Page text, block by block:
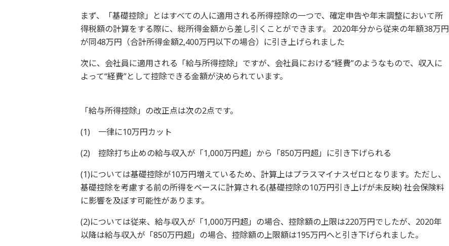
まず、「基礎控除」とはすべての人に適用される所得控除の一つで、確定申告や年末調整において所
得税額の計算をする際に、総所得金額から差し引くことができます。 2020年分から従来の年額38万円
が同48万円（合計所得金額2,400万円以下の場合）に引き上げられました
次に、会社員に適用される「給与所得控除」ですが、会社員における“経費”のようなもので、収入に
よって“経費”として控除できる金額が決められています。
「給与所得控除」の改正点は次の2点です。
(1) 一律に10万円カット
(2) 控除打ち止めの給与収入が「1,000万円超」から「850万円超」に引き下げられる
(1)については基礎控除が10万円増えているため、計算上はプラスマイナスゼロとなります。ただし、
基礎控除を考慮する前の所得をベースに計算される(基礎控除の10万円引き上げが未反映) 社会保険料
に影響を及ぼす可能性があります。
(2)については従来、給与収入が「1,000万円超」の場合、控除額の上限は220万円でしたが、2020年
以降は給与収入が「850万円超」の場合、控除額の上限額は195万円へと引き下げられました。